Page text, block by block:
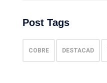
Post Tags
COBRE DESTACAD